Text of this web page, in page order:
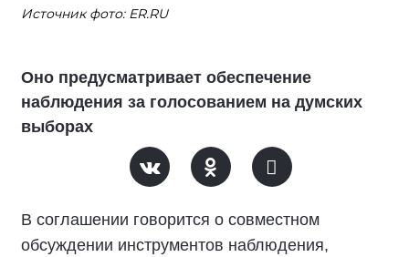
Источник фото: ER.RU
Оно предусматривает обеспечение
наблюдения за голосованием на думских
выборах
В соглашении говорится о совместном
обсуждении инструментов наблюдения,